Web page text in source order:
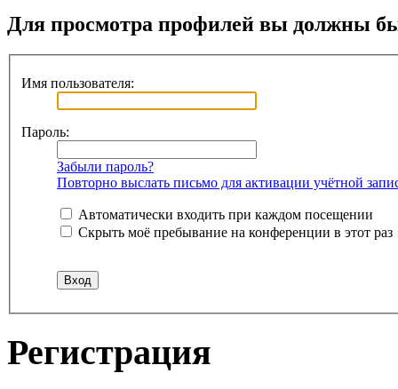
Для просмотра профилей вы должны
Имя пользователя:
Пароль:
Забыли пароль?
Повторно выслать письмо для активации учётной
Автоматически входить при каждом посещении
Скрыть моё пребывание на конференции в этот раз
Регистрация